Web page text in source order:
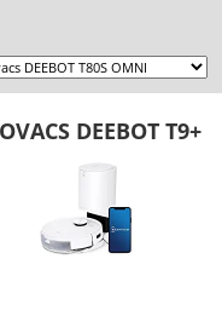
DEEBOT T9+